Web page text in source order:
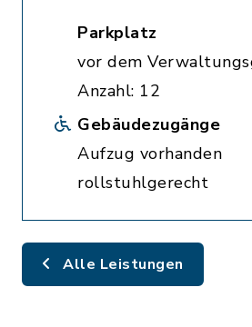
Parkplatz
vor dem
Anzahl: 12
Gebäudezugänge
Aufzug vorhanden
rollstuhlgerecht
Alle Leistungen